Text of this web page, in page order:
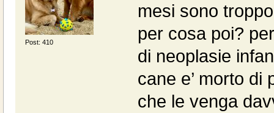
Post: 410
mesi sono
per cosa poi?
di neoplasie
cane e’ morto di
che le venga